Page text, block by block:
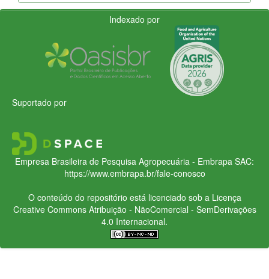
Indexado por
Suportado por
Empresa Brasileira de Pesquisa Agropecuária - Embrapa SAC:
https://www.embrapa.br/fale-conosco
O conteúdo do repositório está licenciado sob a Licença
Creative CommonsAtribuição - NãoComercial - SemDerivações
4.0 Internacional.